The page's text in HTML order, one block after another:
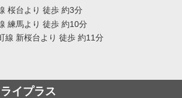
桜台より 徒歩 約3分
練馬より 徒歩 約10分
線 新桜台より 徒歩 約11分
イプラス